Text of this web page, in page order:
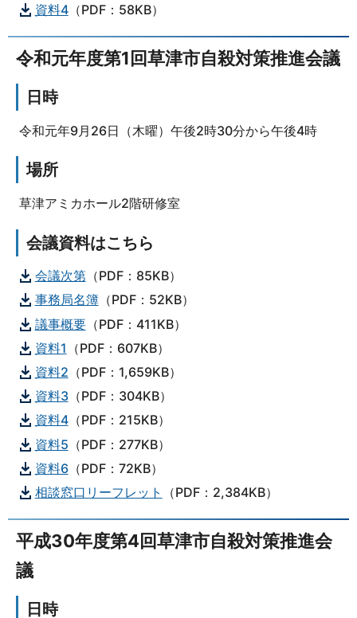
資料4（PDF：58KB）
令和元年度第1回草津市自殺対策推進会議
日時
令和元年9月26日（木曜）午後2時30分から午後4時
場所
草津アミカホール2階研修室
会議資料はこちら
会議次第（PDF：85KB）
事務局名簿（PDF：52KB）
議事概要（PDF：411KB）
資料1 （PDF：607KB）
資料2 （PDF：1,659KB）
資料3（PDF：304KB）
資料4（PDF：215KB）
資料5 （PDF：277KB）
資料6（PDF：72KB）
相談窓口リーフレット
（PDF：2,384KB）
平成30年度第4回草津市自殺対策推進会
議
日時